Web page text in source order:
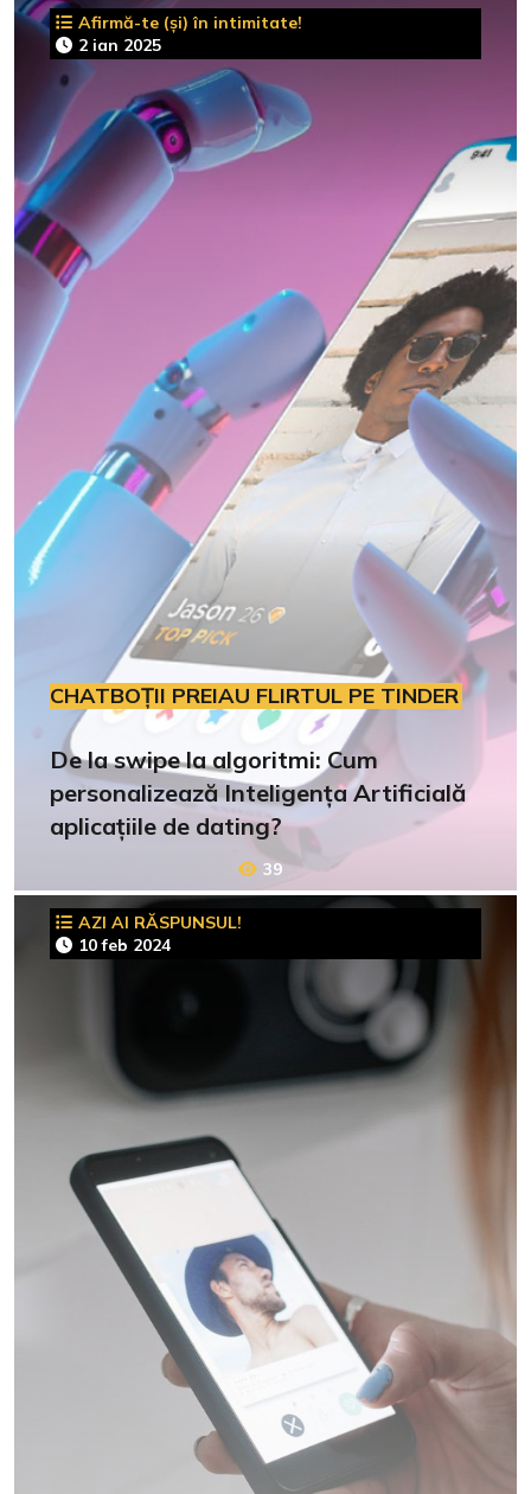
Afirmă-te (și) în intimitate!
2 ian 2025
CHATBOȚII PREIAU FLIRTUL PE TINDER
De la swipe la algoritmi: Cum
personalizează Inteligența Artificială
aplicațiile de dating?
39
AZI AI RĂSPUNSUL!
10 feb 2024